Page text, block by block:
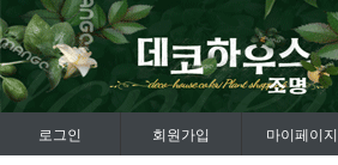
로그인 회원가입 마이페이지